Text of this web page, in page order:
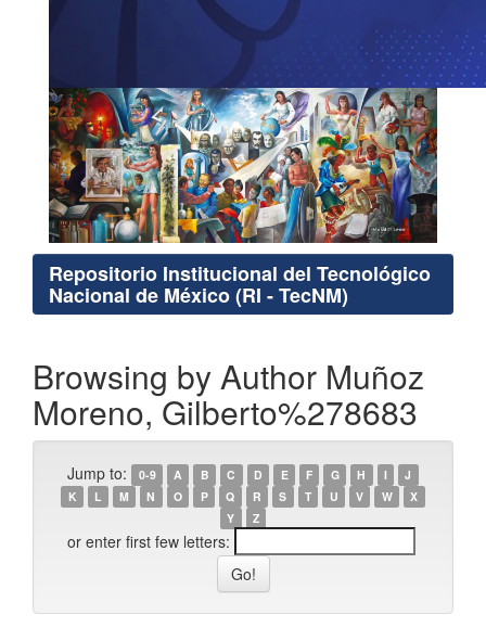
Repositorio Institucional del Tecnológico
Nacional de México (RI - TecNM)
Browsing by Author Muñoz
Moreno, Gilberto%278683
Jump to: 0-9 A B C D E F G H I
J
K
L M N O P Q R S T U V W
X
Y
Z
or enter first few letters: